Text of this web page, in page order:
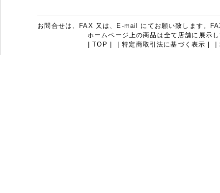
お問合せは、FAX 又は、E-mail にてお願い致します。
ホームページ上の商品は全て店舗に展示
|TOP |特定商取引法に基づく表示 |